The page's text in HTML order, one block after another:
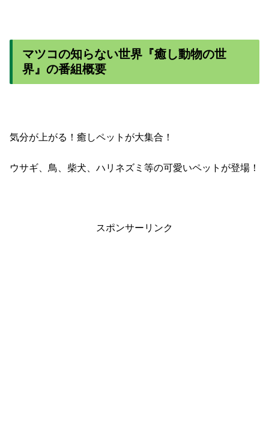
マツコの知らない世界『癒し動物の世
界』の番組概要
気分が上がる！癒しペットが大集合！
ウサギ、鳥、柴犬、ハリネズミ等の可愛いペットが登場！
スポンサーリンク